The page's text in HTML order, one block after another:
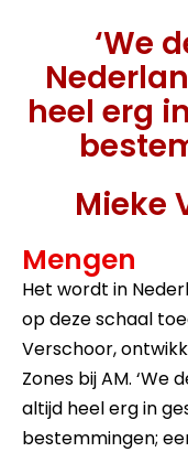
‘We
heel erg
Mieke
Mengen
Het wordt in
op deze schaal
Verschoor,
Zones bij AM. ‘We
altijd heel erg in
bestemmingen;